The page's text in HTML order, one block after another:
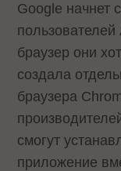
Google начнет
пользователей
браузер они
создала
браузера
смогут
приложение